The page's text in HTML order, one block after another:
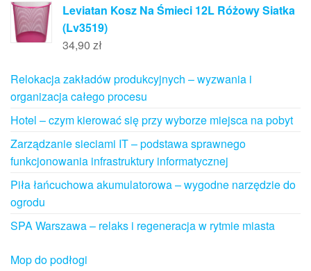
Leviatan Kosz Na Śmieci 12L Różowy Siatka
(Lv3519)
34,90 zł
Relokacja zakładów produkcyjnych – wyzwania i
organizacja całego procesu
Hotel – czym kierować się przy wyborze miejsca na pobyt
Zarządzanie sieciami IT – podstawa sprawnego
funkcjonowania infrastruktury informatycznej
Piła łańcuchowa akumulatorowa – wygodne narzędzie do
ogrodu
SPA Warszawa – relaks i regeneracja w rytmie miasta
Mop do podłogi